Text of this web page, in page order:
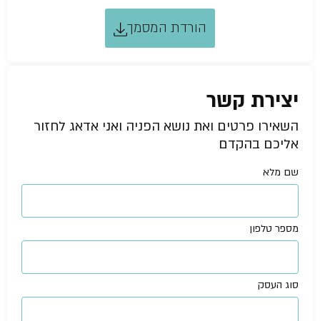
הורדת המסמך
יצירת קשר
השאירו פרטים ואת נושא הפניה ואני אדאג לחזור
אליכם בהקדם
שם מלא
מספר טלפון
סוג העסק